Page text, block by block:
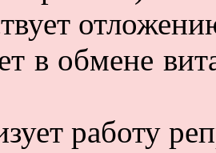
в обмене
работу